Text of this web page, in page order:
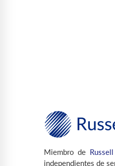
Miembro de
independientes de